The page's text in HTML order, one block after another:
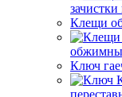
Клещи
Ключ